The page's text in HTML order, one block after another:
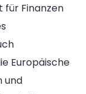
für Finanzen
Europäische
und